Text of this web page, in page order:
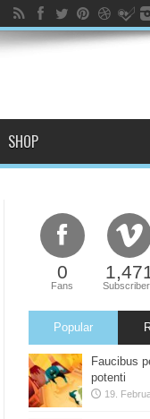
SHOP
0
Fans
Popular
Faucibus
potenti
19.